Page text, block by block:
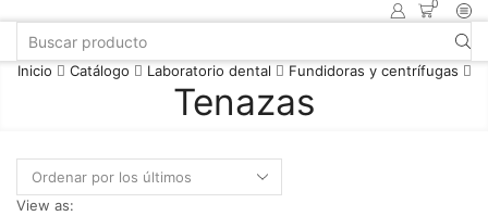
0
Inicio Catálogo Laboratorio dental Fundidoras y centrífugas
Tenazas
View as: